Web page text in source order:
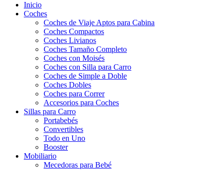
Inicio
Coches
Coches de Viaje Aptos para Cabina
Coches Compactos
Coches Livianos
Coches Tamaño Completo
Coches con Moisés
Coches con Silla para Carro
Coches de Simple a Doble
Coches Dobles
Coches para Correr
Accesorios para Coches
Sillas para Carro
Portabebés
Convertibles
Todo en Uno
Booster
Mobiliario
Mecedoras para Bebé